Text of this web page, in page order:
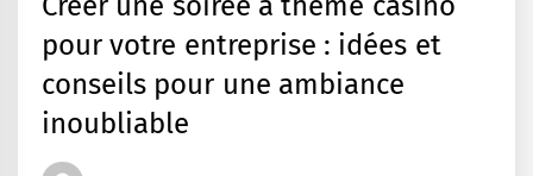
pour votre entreprise : idées et
conseils pour une ambiance
inoubliable